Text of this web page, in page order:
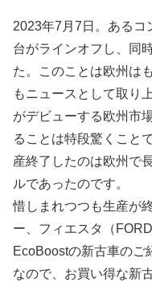
2023年7月7日。あるコ
台がラインオフし、同
た。このことは欧州は
もニュースとして取り
がデビューする欧州市
ることは特段驚くこと
産終了したのは欧州で
ルであったのです。
惜しまれつつも生産が
ー、フィエスタ（
EcoBoostの新古車のご
なので、お買い得な新